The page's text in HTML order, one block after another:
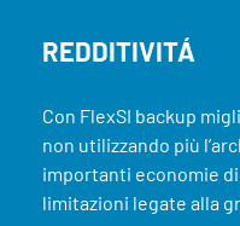
REDDITIVITÁ
Con FlexSI backup
non utilizzando più
importanti economie
limitazioni legate alla